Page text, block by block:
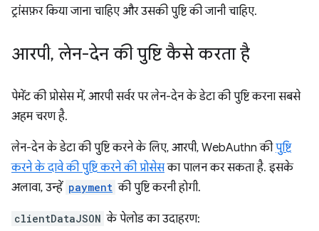
ट्रांसफ़र किया जाना चाहिए और उसकी पुष्टि की जानी चाहिए.
आरपी, लेन-देन की पुष्टि कैसे करता है
पेमेंट की प्रोसेस में, आरपी सर्वर पर लेन-देन के डेटा की पुष्टि करना सबसे
अहम चरण है.
लेन-देन के डेटा की पुष्टि करने के लिए, आरपी, WebAuthn कीपुष्टि
करने के दावे की पुष्टि करने की प्रोसेसका पालन कर सकता है. इसके
अलावा, उन्हें payment की पुष्टि करनी होगी.
clientDataJSON के पेलोड का उदाहरण: